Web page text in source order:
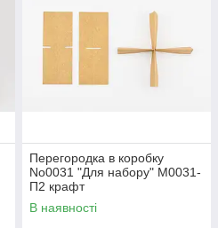
Перегородка в коробку
No0031 "Для набору" М0031-
П2 крафт
В наявності